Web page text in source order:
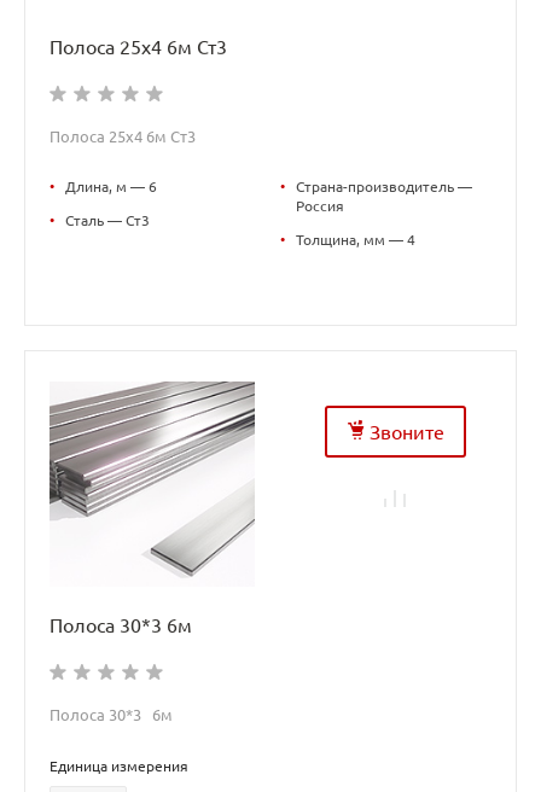
Полоса 25х4 6м Ст3
Полоса 25х4 6м Ст3
• Длина, м — 6
• Сталь — Ст3
•
Страна-производитель —
Россия
• Толщина, мм — 4
Звоните
Полоса 30*3 6м
Полоса 30*3 6м
Единица измерения